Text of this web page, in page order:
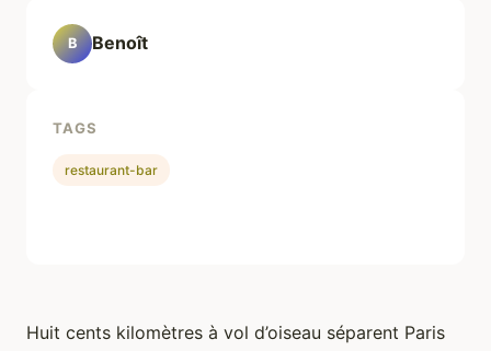
Huit cents kilomètres à vol d’oiseau séparent Paris
B Benoît
TAGS
restaurant-bar